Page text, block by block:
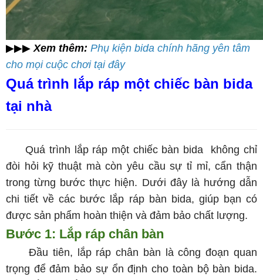
▶▶▶Xem thêm: Phụ kiện bida chính hãng yên tâm
cho mọi cuộc chơi tại đây
Quá trình lắp ráp một chiếc bàn bida
tại nhà
Quá trình lắp ráp một chiếc bàn bida không chỉ
đòi hỏi kỹ thuật mà còn yêu cầu sự tỉ mỉ, cẩn thận
trong từng bước thực hiện. Dưới đây là hướng dẫn
chi tiết về các bước lắp ráp bàn bida, giúp bạn có
được sản phẩm hoàn thiện và đảm bảo chất lượng.
Bước 1: Lắp ráp chân bàn
Đầu tiên, lắp ráp chân bàn là công đoạn quan
trọng để đảm bảo sự ổn định cho toàn bộ bàn bida.